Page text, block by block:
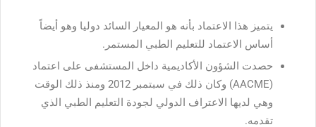
يتميز هذا الاعتماد بأنه هو المعيار السائد دوليا وهو أيضاً
أساس الاعتماد للتعليم الطبي المستمر.
حصدت الشؤون الأكاديمية داخل المستشفى على اعتماد
(AACME) وكان ذلك في سبتمبر 2012 ومنذ ذلك الوقت
وهي لديها الاعتراف الدولي لجودة التعليم الطبي الذي
تقدمه.